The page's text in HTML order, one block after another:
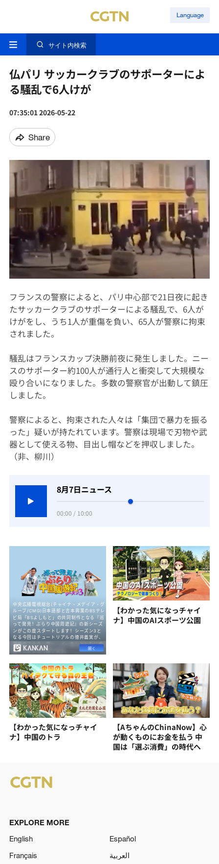
Language
サイト内検索
仏パリ サッカークラブのサポーターによ
る騒乱で6人けが
07:35:01 2026-05-22
Share
フランスの警察によると、パリ中心部で21日夜に起き
たサッカークラブのサポーターによる騒乱で、6人が
けがをし、うち1人が重傷を負い、65人が警察に拘束
されました。
騒乱はフランスカップ決勝前夜に発生しました。ニー
スのサポーター約100人が通行人と衝突して大規模な
殴り合いになりました。多数の警察官が出動して鎮圧
しました。
警察によると、拘束された人々は「集団で暴力を振る
った」疑いが持たれています。警察は現場で刃物や武
器として使える物、目出し帽などを押収しました。
（非、柳川）
8月7日ニュース
00:00 / 10:00
【わかった気になっチャイ
ナ】中国のAIスポーツ公園
【わかった気になっチャイ
ナ】中国のトラ
【AちゃんのChinaNow】心
が動くものにお金を払う 中
国は「選ぶ消費」の時代へ
EXPLORE MORE
English
Español
Français
العربية